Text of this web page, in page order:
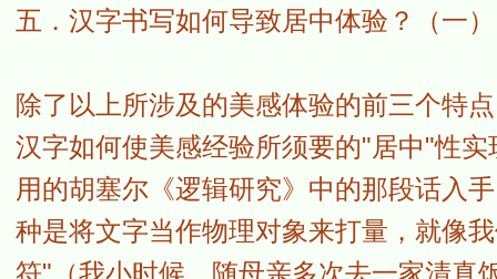
五．汉字书写如何导致居中体验？（一
除了以上所涉及的美感体验的前三个特
汉字如何使美感经验所须要的"居中"性
用的胡塞尔《逻辑研究》中的那段话入
种是将文字当作物理对象来打量，就像
符"（我小时候，随母亲多次去一家清真